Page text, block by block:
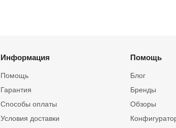
Информация
Помощь
Гарантия
Способы оплаты
Условия доставки
Помощь
Блог
Бренды
Обзоры